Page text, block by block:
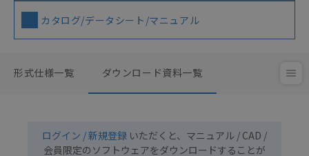
カタログ/データシート/マニュアル
形式仕様一覧 ダウンロード資料一覧
ログイン / 新規登録 いただくと、マニュアル / CAD /
会員限定のソフトウェアをダウンロードすることが